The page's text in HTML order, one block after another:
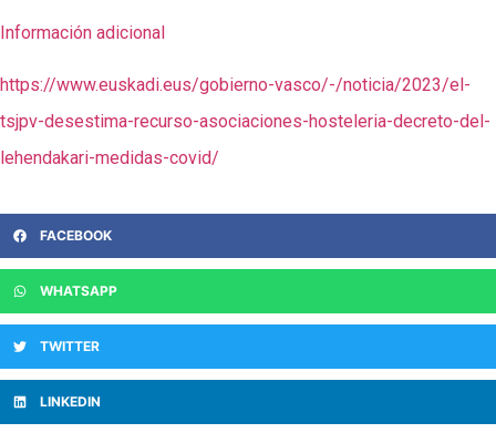
Información adicional
https://www.euskadi.eus/gobierno-vasco/-/noticia/2023/el-
tsjpv-desestima-recurso-asociaciones-hosteleria-decreto-del-
lehendakari-medidas-covid/
FACEBOOK
WHATSAPP
TWITTER
LINKEDIN